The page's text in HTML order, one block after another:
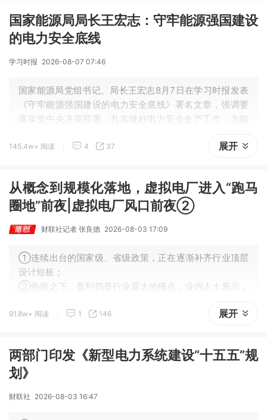
国家能源局局长王宏志：守牢能源强国建设
的电力安全底线
学习时报 2026-08-07 07:46
国家能源局党组书记、局长王宏志8月7日在学习时报发表
《守牢能源强国建设的电力安全底线》署名文章，强调要
落实党中央决策部署，扎实做好电力安全生产工作，为能
145.4w+ 阅读 4 37 展开
从概念到规模化落地，虚拟电厂进入“跑马
圈地”前夜|虚拟电厂风口前夜②
财联社记者 张良德 2026-08-03 17:09
①连续出台的国家级、省级政策，正在逐渐补齐行业顶层
设计短板；
②热闹之下，盈利仍是行业最大的痛点，业内人士表示，
③业内人士普遍认为行业存在”十年黄金期”，行业可能处
91.8w+ 阅读 1 146 展开
两部门印发《新型电力系统建设“十五五”规
划》
财联社 2026-08-03 16:47